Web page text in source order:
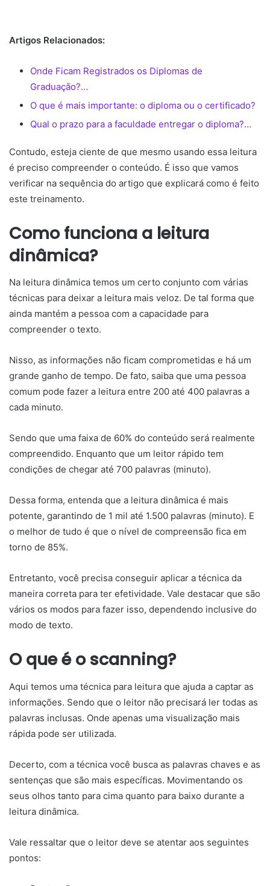
Artigos Relacionados:
Onde Ficam Registrados os Diplomas de
Graduação?…
O que é mais importante: o diploma ou o certificado?
Qual o prazo para a faculdade entregar o diploma?…
Contudo, esteja ciente de que mesmo usando essa leitura
é preciso compreender o conteúdo. É isso que vamos
verificar na sequência do artigo que explicará como é feito
este treinamento.
Como funciona a leitura
dinâmica?
Na leitura dinâmica temos um certo conjunto com várias
técnicas para deixar a leitura mais veloz. De tal forma que
ainda mantém a pessoa com a capacidade para
compreender o texto.
Nisso, as informações não ficam comprometidas e há um
grande ganho de tempo. De fato, saiba que uma pessoa
comum pode fazer a leitura entre 200 até 400 palavras a
cada minuto.
Sendo que uma faixa de 60% do conteúdo será realmente
compreendido. Enquanto que um leitor rápido tem
condições de chegar até 700 palavras (minuto).
Dessa forma, entenda que a leitura dinâmica é mais
potente, garantindo de 1 mil até 1.500 palavras (minuto). E
o melhor de tudo é que o nível de compreensão fica em
torno de 85%.
Entretanto, você precisa conseguir aplicar a técnica da
maneira correta para ter efetividade. Vale destacar que são
vários os modos para fazer isso, dependendo inclusive do
modo de texto.
O que é o scanning?
Aqui temos uma técnica para leitura que ajuda a captar as
informações. Sendo que o leitor não precisará ler todas as
palavras inclusas. Onde apenas uma visualização mais
rápida pode ser utilizada.
Decerto, com a técnica você busca as palavras chaves e as
sentenças que são mais específicas. Movimentando os
seus olhos tanto para cima quanto para baixo durante a
leitura dinâmica.
Vale ressaltar que o leitor deve se atentar aos seguintes
pontos: